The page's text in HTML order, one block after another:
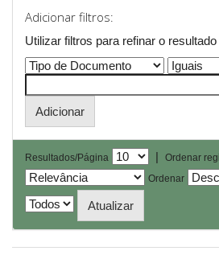
Adicionar filtros:
Utilizar filtros para refinar o
Resultados/Página |
Ordenar
Ordenar